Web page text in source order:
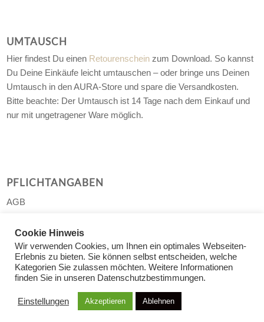
UMTAUSCH
Hier findest Du einen Retourenschein zum Download. So kannst
Du Deine Einkäufe leicht umtauschen – oder bringe uns Deinen
Umtausch in den AURA-Store und spare die Versandkosten.
Bitte beachte: Der Umtausch ist 14 Tage nach dem Einkauf und
nur mit ungetragener Ware möglich.
PFLICHTANGABEN
AGB
Datenschutzerklärung
© 2022 AURA for you
Cookie Hinweis
Wir verwenden Cookies, um Ihnen ein optimales Webseiten-
Erlebnis zu bieten. Sie können selbst entscheiden, welche
Kategorien Sie zulassen möchten. Weitere Informationen
finden Sie in unseren Datenschutzbestimmungen.
Einstellungen Akzeptieren Ablehnen